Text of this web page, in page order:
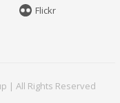
Flickr
| All Rights Reserved